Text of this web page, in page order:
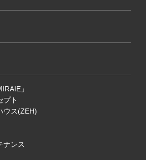
」
プト
ウス(ZEH)
ナンス